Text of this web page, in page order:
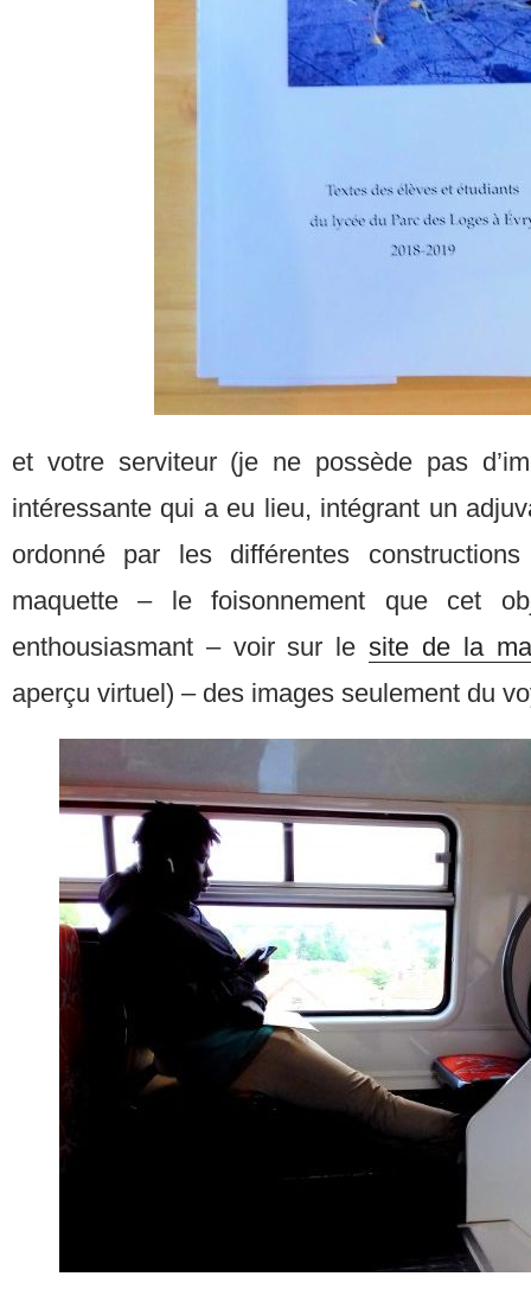
et votre serviteur (je ne possède pas
intéressante qui a eu lieu, intégrant un
ordonné par les différentes
maquette – le foisonnement que cet
enthousiasmant – voir sur lesite de la
aperçu virtuel) – des images seulement du